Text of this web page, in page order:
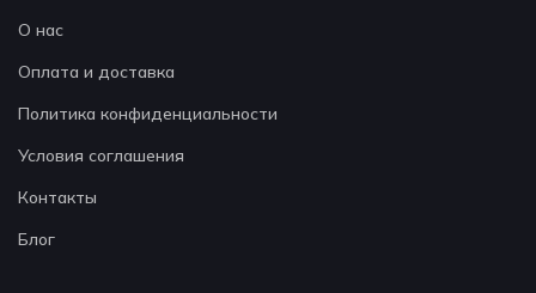
О нас
Оплата и доставка
Политика конфиденциальности
Условия соглашения
Контакты
Блог